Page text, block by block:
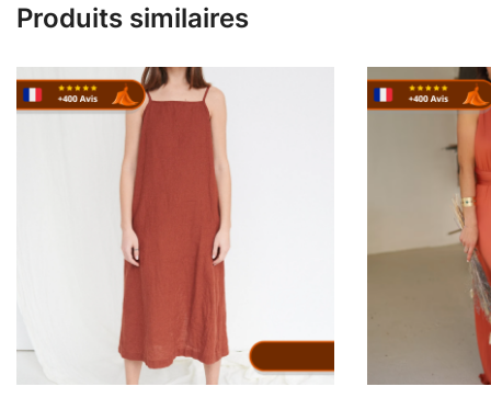
Produits similaires